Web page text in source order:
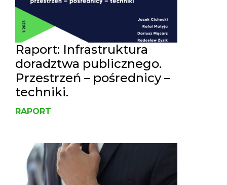
Raport: Infrastruktura
doradztwa publicznego.
Przestrzeń – pośrednicy –
techniki.
RAPORT